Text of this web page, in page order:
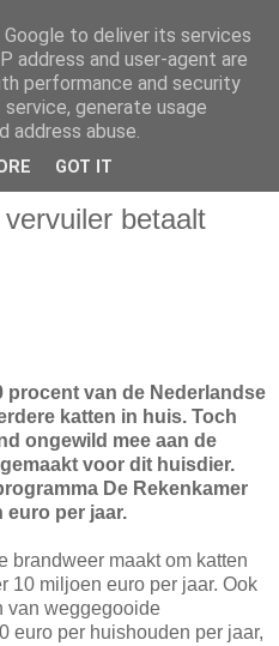
betaalt
procent van de Nederlandse
katten in huis. Toch
ongewild mee aan de
voor dit huisdier.
De Rekenkamer
euro per jaar.
brandweer maakt om katten
10 miljoen euro per jaar. Ook
van weggegooide
euro per huishouden per jaar,
to deliver its services
address and user-agent are
performance and security
generate usage
abuse.
GOT IT